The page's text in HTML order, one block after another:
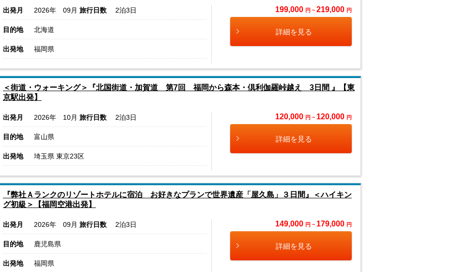
出発月 2026年 09月 旅行日数 2泊3日
目的地 北海道
出発地 福岡県
199,000 円 ~ 219,000 円
詳細を見る
＜街道・ウォーキング＞『北国街道・加賀道 第7回 福岡から森本・倶利伽羅峠越え 3日間 』【東
京駅出発】
出発月 2026年 10月 旅行日数 2泊3日
目的地 富山県
出発地 埼玉県 東京23区
120,000 円 ~ 120,000 円
詳細を見る
『弊社Ａランクのリゾートホテルに宿泊 お好きなプランで世界遺産「屋久島」３日間』＜ハイキン
グ初級＞【福岡空港出発】
出発月 2026年 09月 旅行日数 2泊3日
目的地 鹿児島県
出発地 福岡県
149,000 円 ~ 179,000 円
詳細を見る